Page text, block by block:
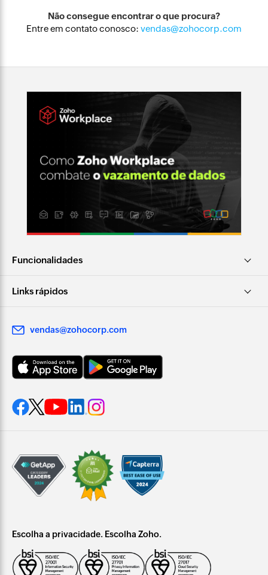
Não consegue encontrar o que procura?
Entre em contato conosco: vendas@zohocorp.com
Funcionalidades
Links rápidos
vendas@zohocorp.com
Escolha a privacidade. Escolha Zoho.